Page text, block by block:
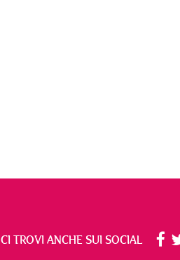
CI TROVI ANCHE SUI SOCIAL